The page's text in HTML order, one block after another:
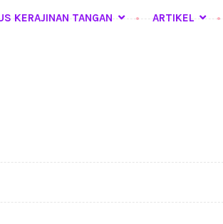
KERAJINAN TANGAN ARTIKEL